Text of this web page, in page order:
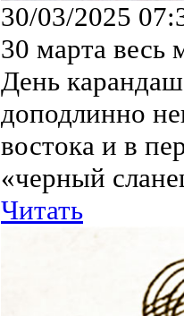
30/03/2025
30 марта весь
День
доподлинно
востока и в
«черный
Читать